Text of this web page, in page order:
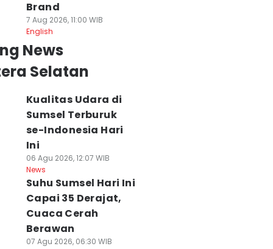
Brand
7 Aug 2026, 11:00 WIB
English
News
Selatan
Kualitas Udara di
Sumsel Terburuk
se-Indonesia Hari
Ini
06 Agu 2026, 12:07 WIB
News
Suhu Sumsel Hari Ini
Capai 35 Derajat,
Cuaca Cerah
Berawan
07 Agu 2026, 06:30 WIB